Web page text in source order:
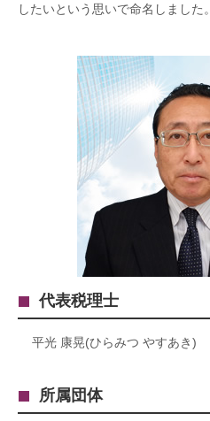
したいという思いで命名しました。
代表税理士
平光 康晃(ひらみつ やすあき)
所属団体